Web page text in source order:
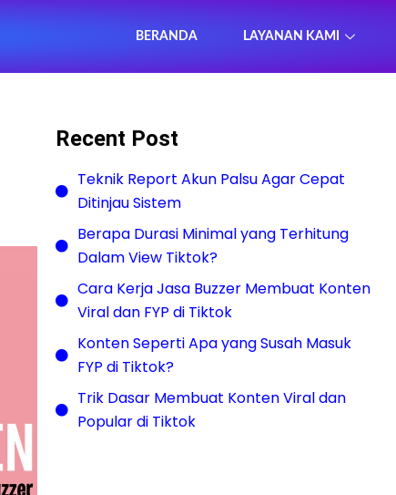
BERANDA LAYANAN KAMI
Recent Post
Teknik Report Akun Palsu Agar Cepat
Ditinjau Sistem
Berapa Durasi Minimal yang Terhitung
Dalam View Tiktok?
Cara Kerja Jasa Buzzer Membuat Konten
Viral dan FYP di Tiktok
Konten Seperti Apa yang Susah Masuk
FYP di Tiktok?
Trik Dasar Membuat Konten Viral dan
Popular di Tiktok